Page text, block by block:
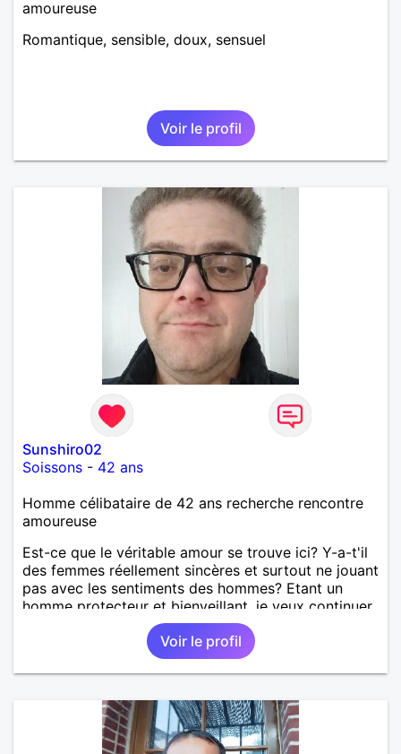
amoureuse
Romantique, sensible, doux, sensuel
Voir le profil
Sunshiro02
Soissons - 42 ans
Homme célibataire de 42 ans recherche rencontre
amoureuse
Est-ce que le véritable amour se trouve ici? Y-a-t'il
des femmes réellement sincères et surtout ne jouant
pas avec les sentiments des hommes? Etant un
homme protecteur et bienveillant, je veux continuer
d'y croire et pouvoir enfin former la petite famille
que je désir temps. Faux profil, profiteuse et autres
joyeuseté passer votre chemin, vous ne
m'intéressez pas du tout!
Voir le profil